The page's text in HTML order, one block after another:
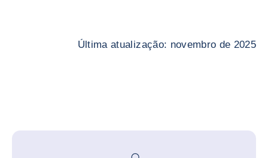
Última atualização: novembro de 2025